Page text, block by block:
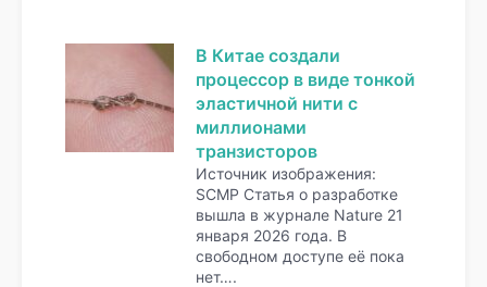
В Китае создали
процессор в виде тонкой
эластичной нити с
миллионами
транзисторов
Источник изображения:
SCMP Статья о разработке
вышла в журнале Nature 21
января 2026 года. В
свободном доступе её пока
нет….